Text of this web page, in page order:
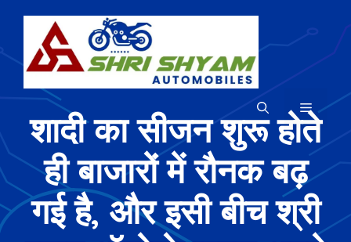
content
MENU
शादी का सीजन शुरू होते
ही बाजारों में रौनक बढ़
गई है, और इसी बीच श्री